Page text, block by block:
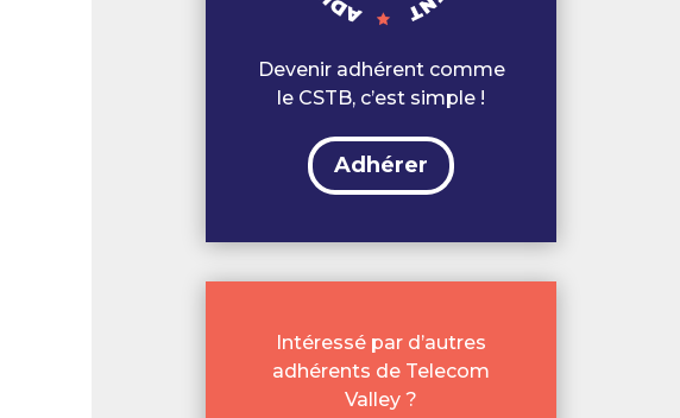
Devenir adhérent comme
le CSTB, c’est simple !
Adhérer
Intéressé par d’autres
adhérents de Telecom
Valley ?